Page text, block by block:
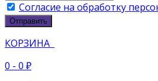
Согласие на обработку
Отправить
КОРЗИНА
0 - 0 ₽